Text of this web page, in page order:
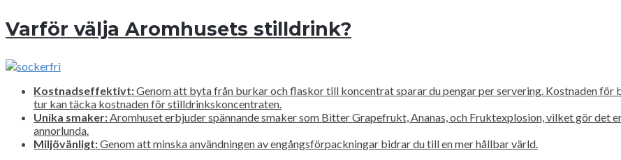
Varför välja Aromhusets stilldrink?
Kostnadseffektivt:Genom att byta från burkar och flaskor till koncentrat sparar du pengar per servering. Kostnaden för
tur kan täcka kostnaden för stilldrinkskoncentraten.
Unika smaker:Aromhuset erbjuder spännande smaker som Bitter Grapefrukt, Ananas, och Fruktexplosion, vilket gör det
annorlunda.
Miljövänligt:Genom att minska användningen av engångsförpackningar bidrar du till en mer hållbar värld.